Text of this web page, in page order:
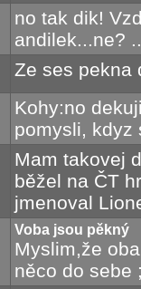
no tak dik!
andilek...ne?
Ze ses pekna
Kohy:no
pomysli, kdyz
Mam takovej
běžel na ČT
jmenoval
Voba jsou pěkný
Myslim,že
něco do sebe